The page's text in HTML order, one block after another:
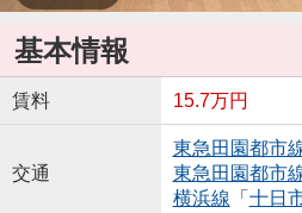
基本情報
賃料 15.7万円
交通
東急田園都市
東急田園都市
横浜線 「 十日